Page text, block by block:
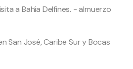
a Bahía Delfines. - almuerzo
San José, Caribe Sur y Bocas